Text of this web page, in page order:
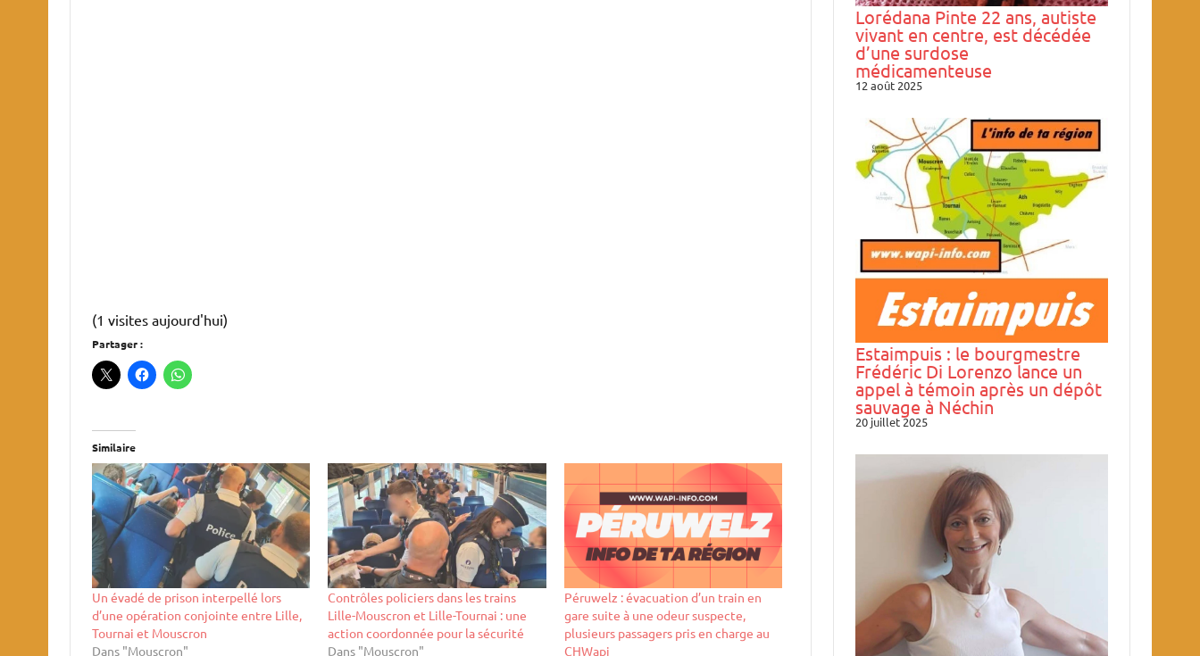
(1 visites aujourd'hui)
Partager :
Similaire
Un évadé de prison interpellé lors
d’une opération conjointe entre Lille,
Tournai et Mouscron
Dans "Mouscron"
Contrôles policiers dans les trains
Lille-Mouscron et Lille-Tournai : une
action coordonnée pour la sécurité
Dans "Mouscron"
Péruwelz : évacuation d’un train en
gare suite à une odeur suspecte,
plusieurs passagers pris en charge au
CHWapi
Lorédana Pinte 22 ans, autiste
vivant en centre, est décédée
d’une surdose
médicamenteuse
12 août 2025
Estaimpuis : le bourgmestre
Frédéric Di Lorenzo lance un
appel à témoin après un dépôt
sauvage à Néchin
20 juillet 2025